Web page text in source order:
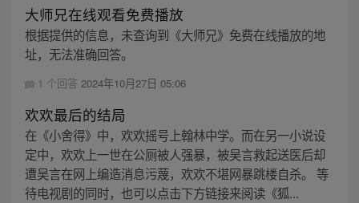
大师兄在线观看免费播放
根据提供的信息，未查询到《大师兄》免费在线播放的地
址，无法准确回答。
1 个回答 2024年10月27日 05:06
欢欢最后的结局
在《小舍得》中，欢欢摇号上翰林中学。而在另一小说设
定中，欢欢上一世在公厕被人强暴，被吴言救起送医后却
遭吴言在网上编造消息污蔑，欢欢不堪网暴跳楼自杀。 等
待电视剧的同时，也可以点击下方链接来阅读《狐...